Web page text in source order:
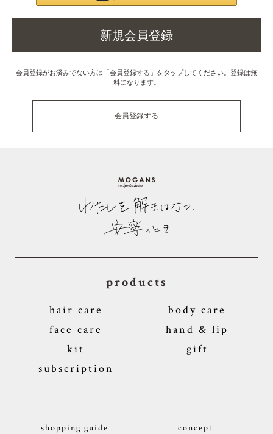
新規会員登録
会員登録がお済みでない方は「会員登録する」をタップしてください。登録は無
料になります。
会員登録する
products
hair care
body care
face care
hand & lip
kit
gift
subscription
shopping guide concept